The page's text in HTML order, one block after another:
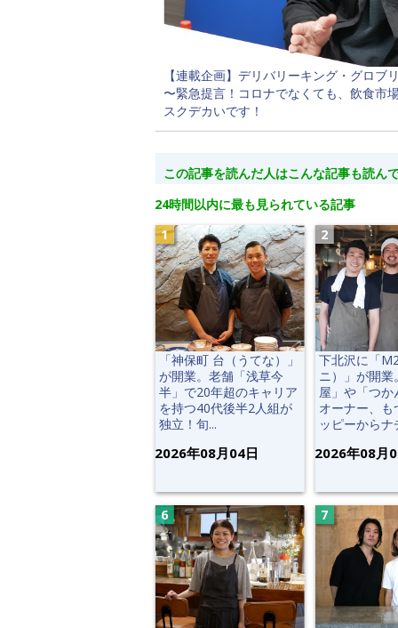
【連載企画】デリバリーキング・グロブ
〜緊急提言！コロナでなくても、飲食市
スクデカいです！
この記事を読んだ人はこんな記事も読ん
24時間以内に最も見られている記事
「神保町 台（うてな）」
が開業。老舗「浅草今
半」で20年超のキャリア
を持つ40代後半2人組が
独立！旬...
2026年08月04日
下北沢に「
ニ）」が開
屋」や「つ
オーナー、
ッピーからナ
2026年08月